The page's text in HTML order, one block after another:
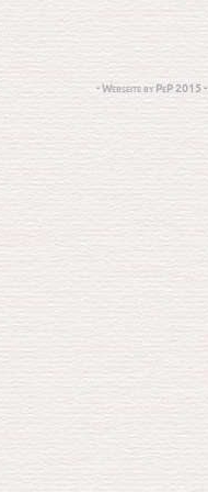
- Webseite by PeP 2015 -